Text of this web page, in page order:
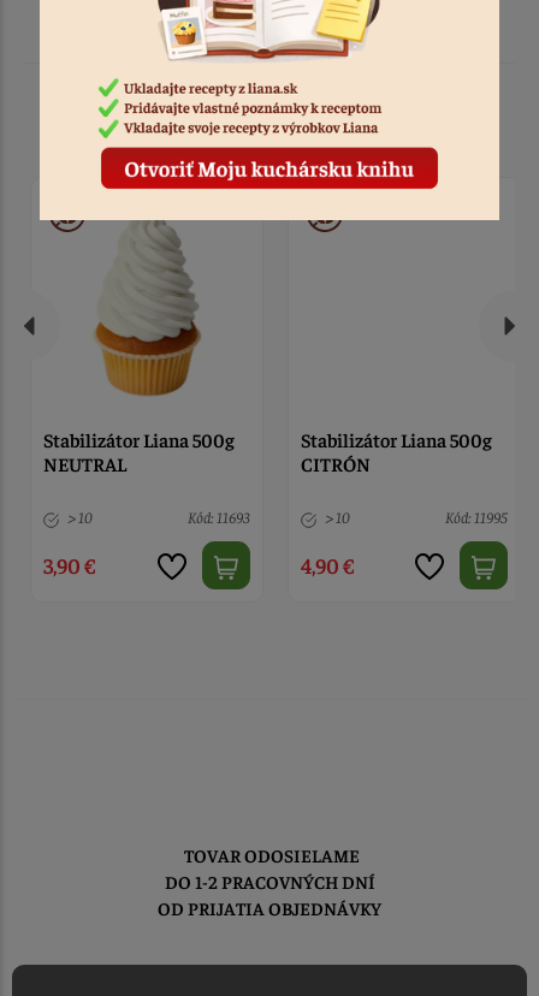
Podobné produkty
Stabilizátor Liana 500g
NEUTRAL
> 10 Kód: 11693
3,90 €
Stabilizátor Liana 500g
CITRÓN
> 10 Kód: 11995
4,90 €
TOVAR ODOSIELAME
DO 1-2 PRACOVNÝCH DNÍ
OD PRIJATIA OBJEDNÁVKY